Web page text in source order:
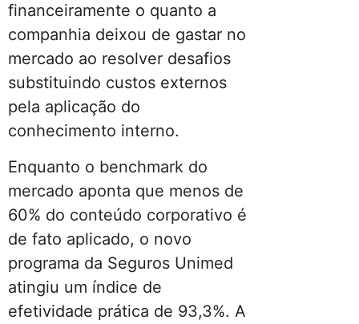
financeiramente o quanto a
companhia deixou de gastar no
mercado ao resolver desafios
substituindo custos externos
pela aplicação do
conhecimento interno.
Enquanto o benchmark do
mercado aponta que menos de
60% do conteúdo corporativo é
de fato aplicado, o novo
programa da Seguros Unimed
atingiu um índice de
efetividade prática de 93,3%. A